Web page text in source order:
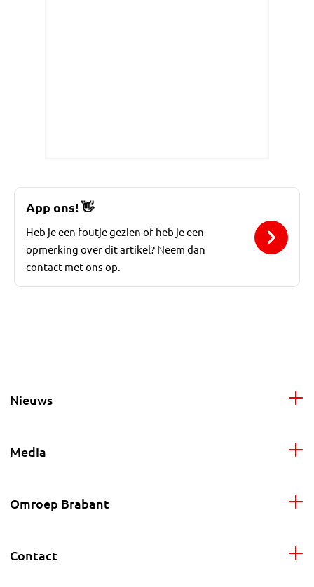
App ons!👋
Heb je een foutje gezien of heb je een
opmerking over dit artikel? Neem dan
contact met ons op.
Nieuws
Media
Omroep Brabant
Contact